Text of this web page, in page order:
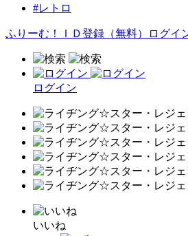
#レトロ
ふりーむ！ＩＤ登録（無料） ログイ
ログイン
いいね